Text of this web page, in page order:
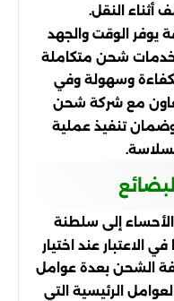
أثناء النقل.
يوفر الوقت والجهد
خدمات شحن متكاملة
وسهولة وفي
مع شركة شحن
وضمان تنفيذ عملية
إلى سلطنة
عند اختيار
الشحن بعدة عوامل
الرئيسية التي